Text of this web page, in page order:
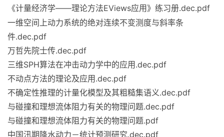
《计量经济学——理论方法EViews应用》练习册.dec.pdf
一维空间上动力系统的绝对连续不变测度与斜率条
件.dec.pdf
万哲先院士传.dec.pdf
三维SPH算法在冲击动力学中的应用.dec.pdf
不动点方法的理论及应用.dec.pdf
不确定性推理的计量化模型及其粗糙集语义.dec.pdf
与碰撞和理想流体阻力有关的物理问题.dec.pdf
与碰撞和理想流体阻力有关的物理问题.pdf
中国汛期降水动力－统计预测研究.dec.pdf